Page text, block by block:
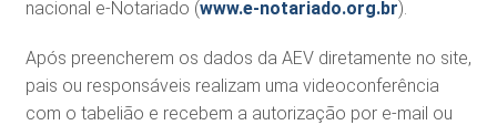
nacional e-Notariado (www.e-notariado.org.br).
Após preencherem os dados da AEV diretamente no site,
pais ou responsáveis realizam uma videoconferência
com o tabelião e recebem a autorização por e-mail ou